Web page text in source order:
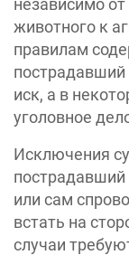
независимо от
животного к
правилам
пострадавший
иск, а в
уголовное
Исключения
пострадавший
или сам
встать на
случаи